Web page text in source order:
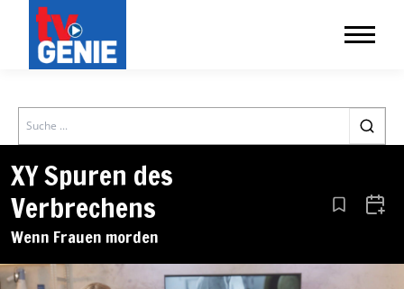
Search
XY Spuren des
Verbrechens
Wenn Frauen morden
Aus den